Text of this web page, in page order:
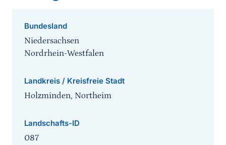
Bundesland
Niedersachsen
Nordrhein-Westfalen
Landkreis / Kreisfreie Stadt
Holzminden, Northeim
Landschafts-ID
087